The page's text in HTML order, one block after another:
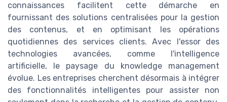
connaissances facilitent cette démarche en
fournissant des solutions centralisées pour la gestion
des contenus, et en optimisant les opérations
quotidiennes des services clients. Avec l'essor des
technologies avancées, comme l'intelligence
artificielle, le paysage du knowledge management
évolue. Les entreprises cherchent désormais à intégrer
des fonctionnalités intelligentes pour assister non